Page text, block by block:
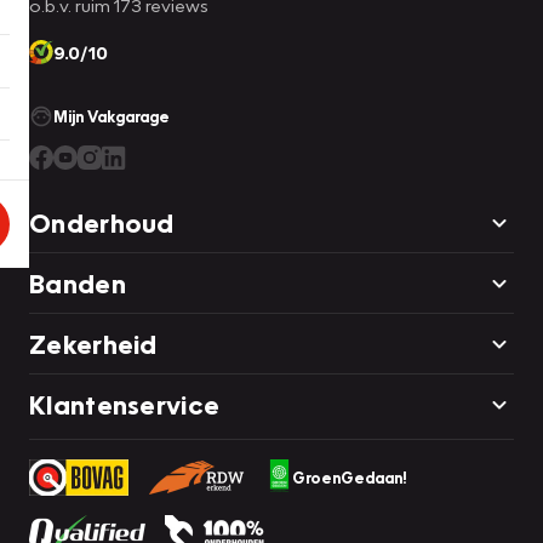
o.b.v. ruim 173 reviews
9.0/10
Mijn Vakgarage
Onderhoud
Banden
Zekerheid
Klantenservice
GroenGedaan!